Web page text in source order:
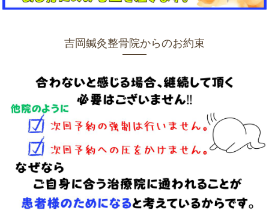
吉岡鍼灸整骨院からのお約束